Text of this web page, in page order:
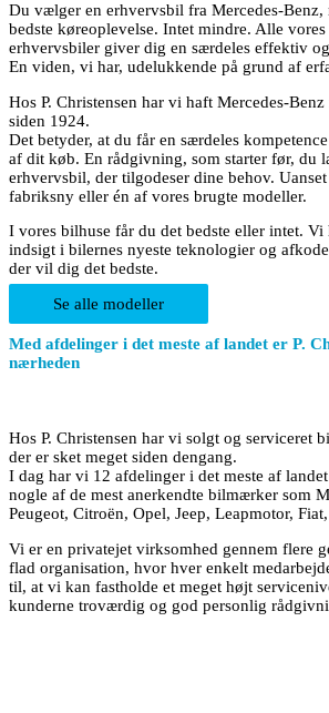
Du vælger en erhvervsbil fra Mercedes-Benz,
bedste køreoplevelse. Intet mindre. Alle
erhvervsbiler giver dig en særdeles effektiv
En viden, vi har, udelukkende på grund af
Hos P. Christensen har vi haft Mercedes-
siden 1924.
Det betyder, at du får en særdeles
af dit køb. En rådgivning, som starter før, du
erhvervsbil, der tilgodeser dine behov.
fabriksny eller én af vores brugte modeller.
I vores bilhuse får du det bedste eller intet. Vi
indsigt i bilernes nyeste teknologier og
der vil dig det bedste.
Se alle modeller
Med afdelinger i det meste af landet er P.
nærheden
Hos P. Christensen har vi solgt og serviceret
der er sket meget siden dengang.
I dag har vi 12 afdelinger i det meste af
nogle af de mest anerkendte bilmærker som
Peugeot, Citroën, Opel, Jeep, Leapmotor,
Vi er en privatejet virksomhed gennem flere
flad organisation, hvor hver enkelt
til, at vi kan fastholde et meget højt
kunderne troværdig og god personlig